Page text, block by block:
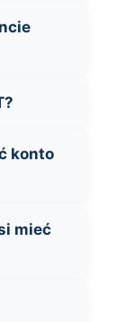
konto
mieć